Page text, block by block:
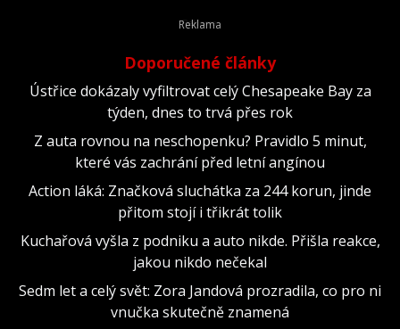
Doporučené články
Ústřice dokázaly vyfiltrovat celý Chesapeake Bay za
týden, dnes to trvá přes rok
Z auta rovnou na neschopenku? Pravidlo 5 minut,
které vás zachrání před letní angínou
Action láká: Značková sluchátka za 244 korun, jinde
přitom stojí i třikrát tolik
Kuchařová vyšla z podniku a auto nikde. Přišla reakce,
jakou nikdo nečekal
Sedm let a celý svět: Zora Jandová prozradila, co pro ni
vnučka skutečně znamená